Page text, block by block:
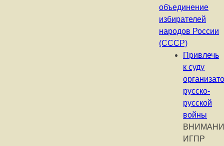
объединение
избирателей
народов России
(СССР)
Привлечь
к суду
русско-
русской
войны
ИГПР